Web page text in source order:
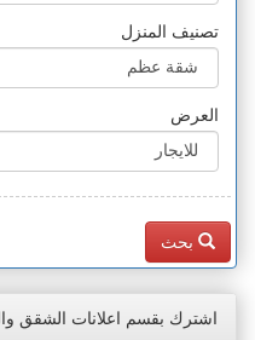
تصنيف المنزل
العرض
بحث
اشترك بقسم اعلانات الشقق